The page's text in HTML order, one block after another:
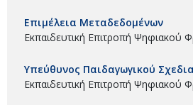
Επιμέλεια Μεταδεδομένων
Εκπαιδευτική Επιτροπή Ψηφιακού
Υπεύθυνος Παιδαγωγικού
Εκπαιδευτική Επιτροπή Ψηφιακού